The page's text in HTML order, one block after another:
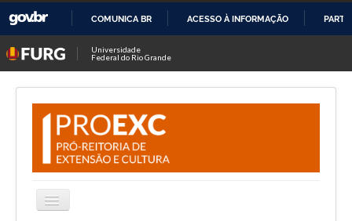
O
CONTEÚDO
COMUNICA BR ACESSO À INFORMAÇÃO
Universidade
Federal do Rio Grande
Alternar